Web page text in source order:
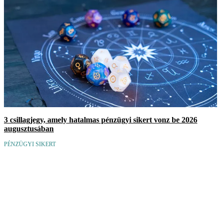
3 csillagjegy, amely hatalmas pénzügyi sikert vonz be 2026
augusztusában
PÉNZÜGYI SIKERT